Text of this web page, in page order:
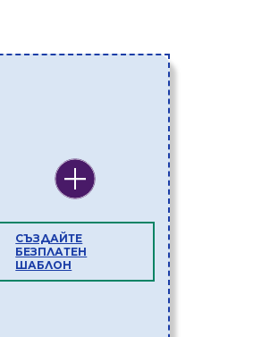
СЪЗДАЙТЕ
БЕЗПЛАТЕН
ШАБЛОН